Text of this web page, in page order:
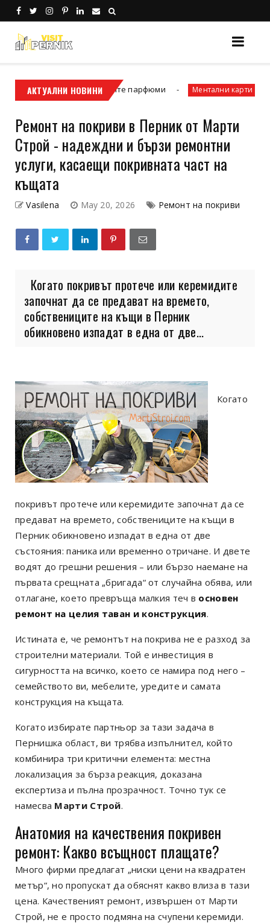
АКТУАЛНИ НОВИНИ
заради дубайските парфюми Ментални карти Какво
Ремонт на покриви в Перник от Марти
Строй - надеждни и бързи ремонтни
услуги, касаещи покривната част на
къщата
Vasilena May 20, 2026 Ремонт на покриви
Когато покривът протече или керемидите
започнат да се предават на времето,
собствениците на къщи в Перник
обикновено изпадат в една от две...
Когато
покривът протече или керемидите започнат да се
предават на времето, собствениците на къщи в
Перник обикновено изпадат в една от две
състояния: паника или временно отричане. И двете
водят до грешни решения – или бързо наемане на
първата срещната „бригада“ от случайна обява, или
отлагане, което превръща малкия теч в основен
ремонт на целия таван и конструкция.
Истината е, че ремонтът на покрива не е разход за
строителни материали. Той е инвестиция в
сигурността на всичко, което се намира под него –
семейството ви, мебелите, уредите и самата
конструкция на къщата.
Когато избирате партньор за тази задача в
Пернишка област, ви трябва изпълнител, който
комбинира три критични елемента: местна
локализация за бърза реакция, доказана
експертиза и пълна прозрачност. Точно тук се
намесва Марти Строй.
Анатомия на качествения покривен
ремонт: Какво всъщност плащате?
Много фирми предлагат „ниски цени на квадратен
метър“, но пропускат да обяснят какво влиза в тази
цена. Качественият ремонт, извършен от Марти
Строй, не е просто подмяна на счупени керемиди.